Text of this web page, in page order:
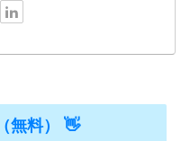
無料） 👋